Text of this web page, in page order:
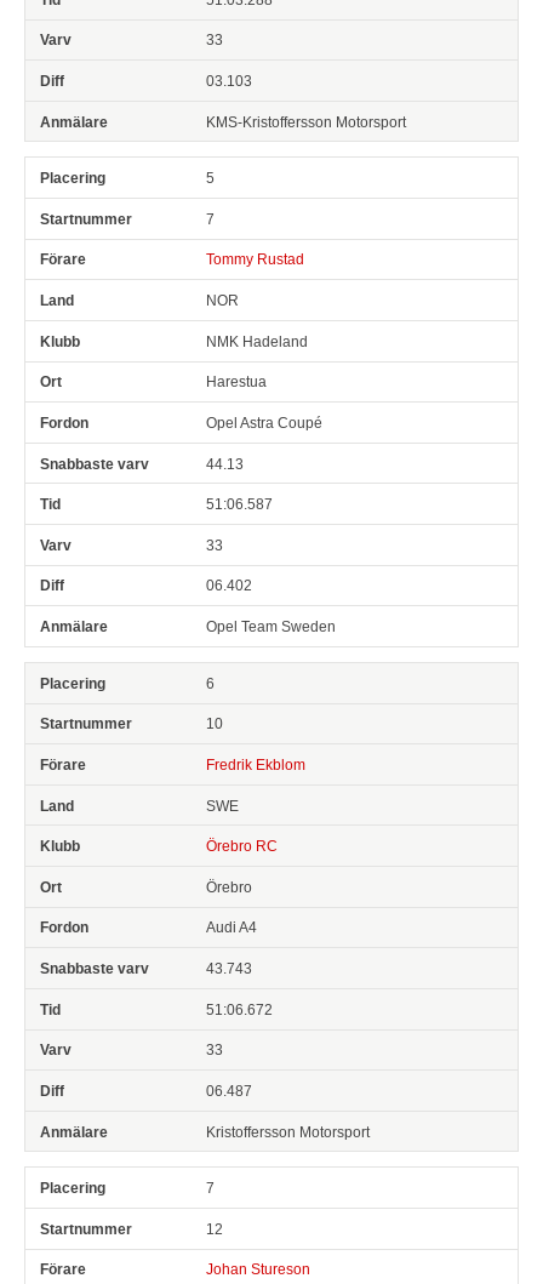
33
03.103
KMS-Kristoffersson Motorsport
5
7
Tommy Rustad
NOR
NMK Hadeland
Harestua
Opel Astra Coupé
44.13
51:06.587
33
06.402
Opel Team Sweden
6
10
Fredrik Ekblom
SWE
Örebro RC
Örebro
Audi A4
43.743
51:06.672
33
06.487
Kristoffersson Motorsport
7
12
Johan Stureson